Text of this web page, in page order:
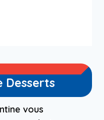
Desserts
vous